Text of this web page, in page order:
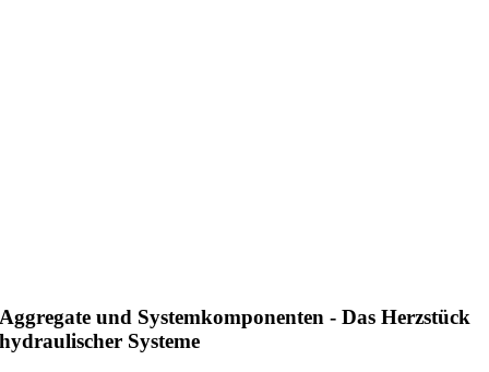
Aggregate und Systemkomponenten - Das Herzstück
hydraulischer Systeme